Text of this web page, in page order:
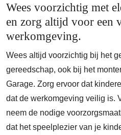
Wees voorzichtig met
en zorg altijd voor een
werkomgeving.
Wees altijd voorzichtig bij het
gereedschap, ook bij het
Garage. Zorg ervoor dat
dat de werkomgeving veilig is.
neem de nodige
dat het speelplezier van je